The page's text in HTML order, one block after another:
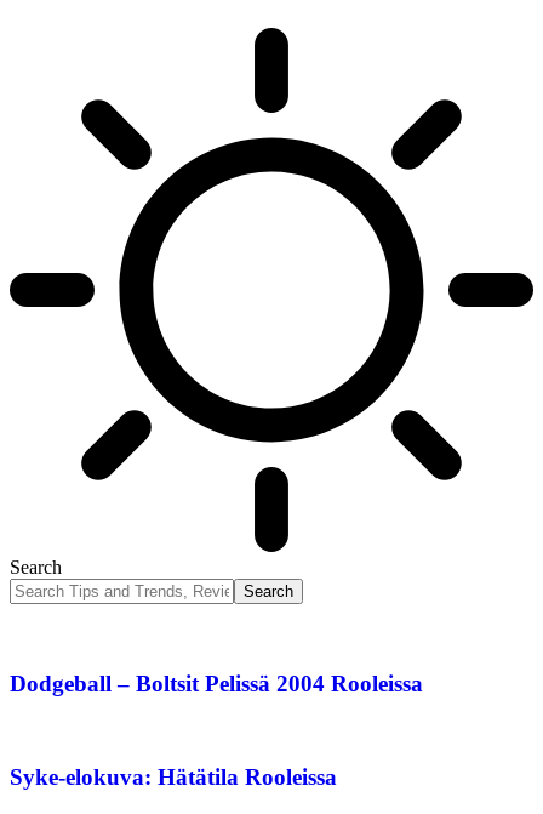
Search
Dodgeball – Boltsit Pelissä 2004 Rooleissa
Syke-elokuva: Hätätila Rooleissa